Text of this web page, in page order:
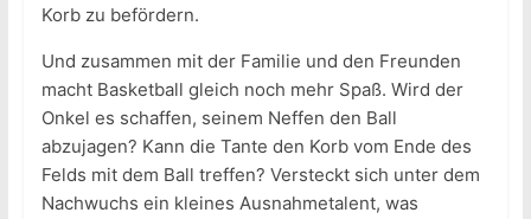
Korb zu befördern.
Und zusammen mit der Familie und den Freunden
macht Basketball gleich noch mehr Spaß. Wird der
Onkel es schaffen, seinem Neffen den Ball
abzujagen? Kann die Tante den Korb vom Ende des
Felds mit dem Ball treffen? Versteckt sich unter dem
Nachwuchs ein kleines Ausnahmetalent, was